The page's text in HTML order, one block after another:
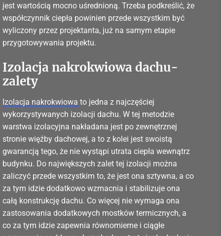
jest wartością mocno uśrednioną. Trzeba podkreślić, że
współczynnik ciepła powinien przede wszystkim być
wyliczony przez projektanta, już na samym etapie
przygotowywania projektu.
Izolacja nakrokwiowa dachu-
zalety
Izolacja nakrokwiowa to jedna z najczęściej
wykorzystywanych izolacji dachu. W tej metodzie
warstwa izolacyjna nakładana jest po zewnętrznej
stronie więźby dachowej, a to z kolei jest swoistą
gwarancją tego, że nie wystąpi utrata ciepła wewnątrz
budynku. Do największych zalet tej izolacji można
zaliczyć przede wszystkim to, że jest ona sztywna, a co
za tym idzie dodatkowo wzmacnia i stabilizuje ona
całą konstrukcję dachu. Co więcej nie wymaga ona
zastosowania dodatkowych mostków termicznych, a
co za tym idzie zapewnia równomierne i ciągłe